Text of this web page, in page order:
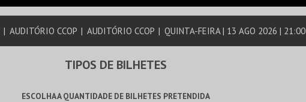
| AUDITÓRIO CCOP | AUDITÓRIO CCOP | QUINTA-FEIRA | 13 AGO 2026 | 21:00
TIPOS DE BILHETES
ESCOLHA A QUANTIDADE DE BILHETES PRETENDIDA